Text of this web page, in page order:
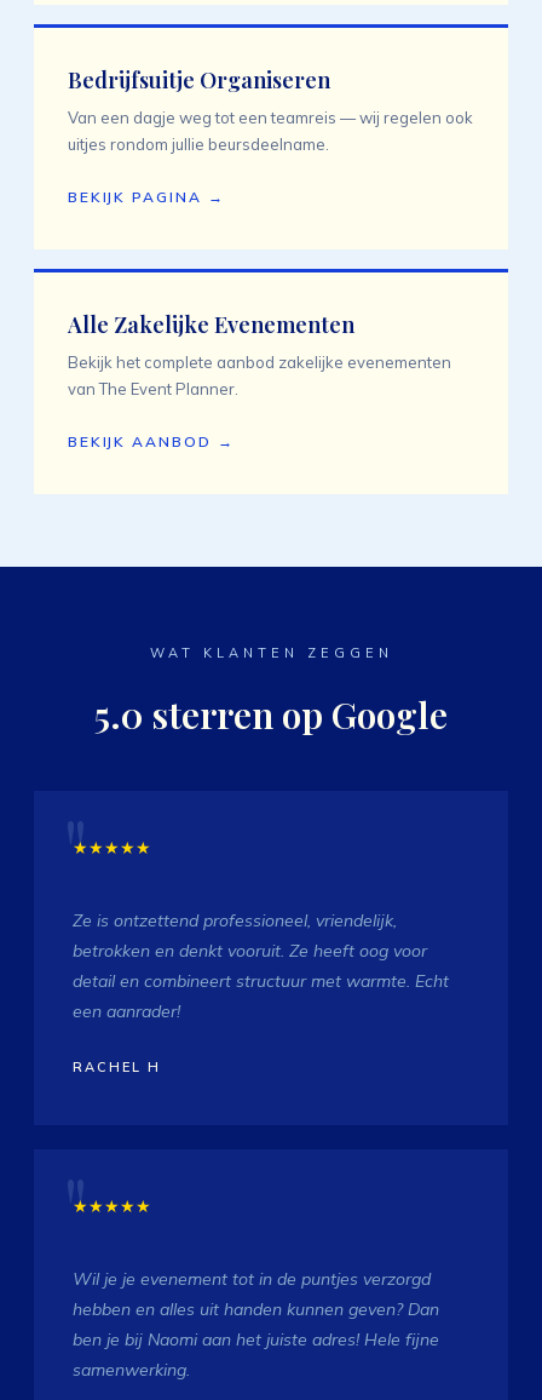
Bedrijfsuitje Organiseren
Van een dagje weg tot een teamreis — wij regelen ook
uitjes rondom jullie beursdeelname.
BEKIJK PAGINA →
Alle Zakelijke Evenementen
Bekijk het complete aanbod zakelijke evenementen
van The Event Planner.
BEKIJK AANBOD →
WAT KLANTEN ZEGGEN
5.0 sterren op Google
★★★★★
Ze is ontzettend professioneel, vriendelijk,
betrokken en denkt vooruit. Ze heeft oog voor
detail en combineert structuur met warmte. Echt
een aanrader!
RACHEL H
★★★★★
Wil je je evenement tot in de puntjes verzorgd
hebben en alles uit handen kunnen geven? Dan
ben je bij Naomi aan het juiste adres! Hele fijne
samenwerking.